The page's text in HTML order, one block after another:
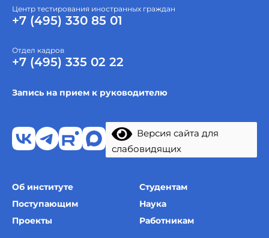
Центр тестирования иностранных граждан
+7 (495) 330 85 01
Отдел кадров
+7 (495) 335 02 22
Запись на прием к руководителю
Версия сайта для
слабовидящих
Об институте
Студентам
Поступающим
Наука
Проекты
Работникам